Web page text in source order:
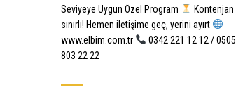
Seviyeye Uygun Özel Program
Kontenjan
sınırlı! Hemen iletişime geç, yerini ayırt
www.elbim.com.tr
0342 221 12 12 / 0505
803 22 22